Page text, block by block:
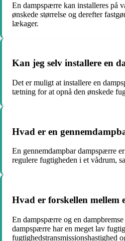
En dampspærre kan installeres på
ønskede størrelse og derefter
lækager.
Kan jeg selv installere en
Det er muligt at installere en
tætning for at opnå den ønskede
Hvad er en
En gennemdampbar dampspærre
regulere fugtigheden i et vådrum,
Hvad er forskellen mellem
En dampspærre og en
dampspærre har en meget lav
fugtighedstransmissionshastighed